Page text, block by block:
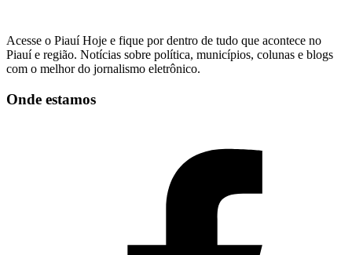
Acesse o Piauí Hoje e fique por dentro de tudo que acontece no
Piauí e região. Notícias sobre política, municípios, colunas e blogs
com o melhor do jornalismo eletrônico.
Onde estamos